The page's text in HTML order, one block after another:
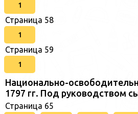
1
Страница 58
1
Страница 59
1
Национально-
1797 гг. Под руководством
Страница 65